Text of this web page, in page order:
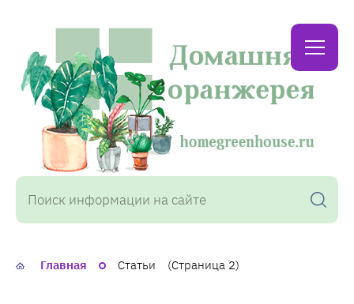
Домашняя
оранжерея
Главная Статьи (Страница 2)